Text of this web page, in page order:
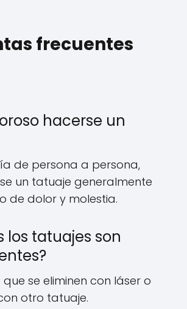
frecuentes
hacerse un
de persona a persona,
un tatuaje generalmente
de dolor y molestia.
los tatuajes son
que se eliminen con láser o
otro tatuaje.